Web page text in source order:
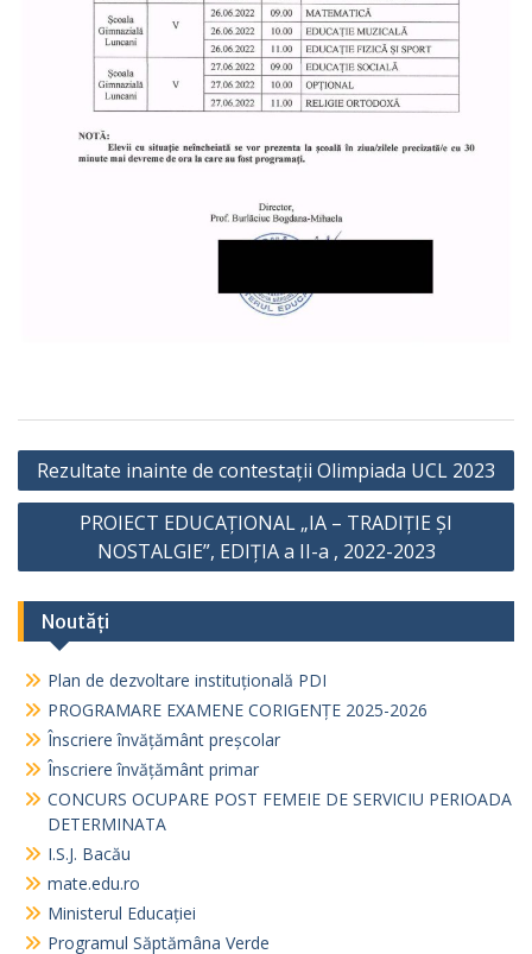
Navigare
în
articole
Rezultate inainte de contestații Olimpiada UCL 2023
PROIECT EDUCAȚIONAL „IA – TRADIȚIE ȘI
NOSTALGIE”, EDIȚIA a II-a , 2022-2023
Noutăți
Plan de dezvoltare instituțională PDI
PROGRAMARE EXAMENE CORIGENȚE 2025-2026
Înscriere învățământ preșcolar
Înscriere învățământ primar
CONCURS OCUPARE POST FEMEIE DE SERVICIU PERIOADA
DETERMINATA
I.S.J. Bacău
mate.edu.ro
Ministerul Educației
Programul Săptămâna Verde